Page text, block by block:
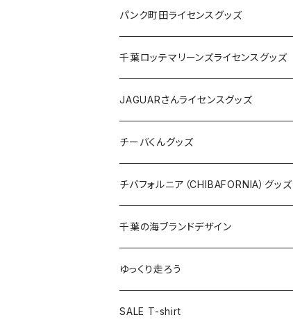
ステッカー
缶バッジ
ホテルキーホルダー
缶バッジ
アクリルキーホルダー
ホテルキーホルダー
クリアファイル
Tシャツ
キャップ
トートバッグ
ランチバッグ
Tシャツ
キャップ
バッグ
ステッカー
缶バッジ
キーホルダー
クリアファイル
パンク町田ライセンスグッズ
Tシャツ
キャップ
バッグ
ステッカー
缶バッジ
キーホルダー
クリアファイル
千葉ロッテマリーンズライセンスグッズ
ステッカー
ステッカー
ステッカー大
缶バッジ
缶バッジ32mm
缶バッジ54mm
エコバッグ
JAGUARさんコラボグッズ
Tシャツ
ステッカー
サコッシュ
ホテルキーホルダー
JAGUARさんライセンスグッズ
Tシャツ
ステッカー
缶バッジ
クリアファイル
マスク
チーバくんグッズ
Tシャツ
キャップ
エコバッグ
ステッカー
チバフォルニア（CHIBAFORNIA）グッズ
Tシャツ
キャップ
ステッカー
千葉の海ブランドデザイン
Tシャツ
キャップ
ゆっくり走ろう
Tシャツ
SALE T-shirt